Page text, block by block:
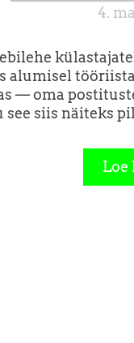
4.
alumisel
— oma
see siis näiteks
Loe